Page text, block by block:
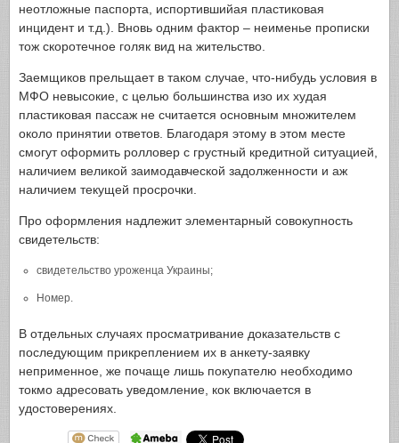
неотложные паспорта, испортившийая пластиковая
инцидент и т.д.). Вновь одним фактор – неименье прописки
тож скоротечное голяк вид на жительство.
Заемщиков прельщает в таком случае, что-нибудь условия в
МФО невысокие, с целью большинства изо их худая
пластиковая пассаж не считается основным множителем
около принятии ответов. Благодаря этому в этом месте
смогут оформить ролловер с грустный кредитной ситуацией,
наличием великой заимодавческой задолженности и аж
наличием текущей просрочки.
Про оформления надлежит элементарный совокупность
свидетельств:
свидетельство уроженца Украины;
Номер.
В отдельных случаях просматривание доказательств с
последующим прикреплением их в анкету-заявку
неприменное, же почаще лишь покупателю необходимо
токмо адресовать уведомление, кок включается в
удостоверениях.